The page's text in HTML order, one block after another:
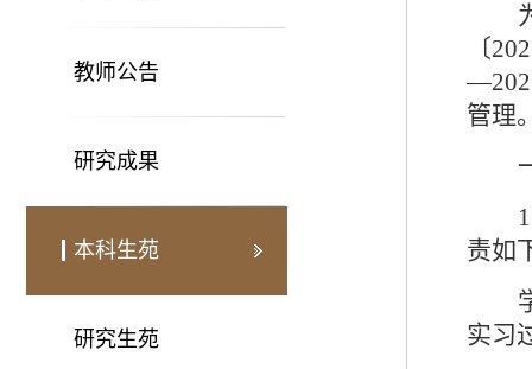
教师公告
研究成果
本科生苑
研究生苑
〔
—
管理
1
责如
实习